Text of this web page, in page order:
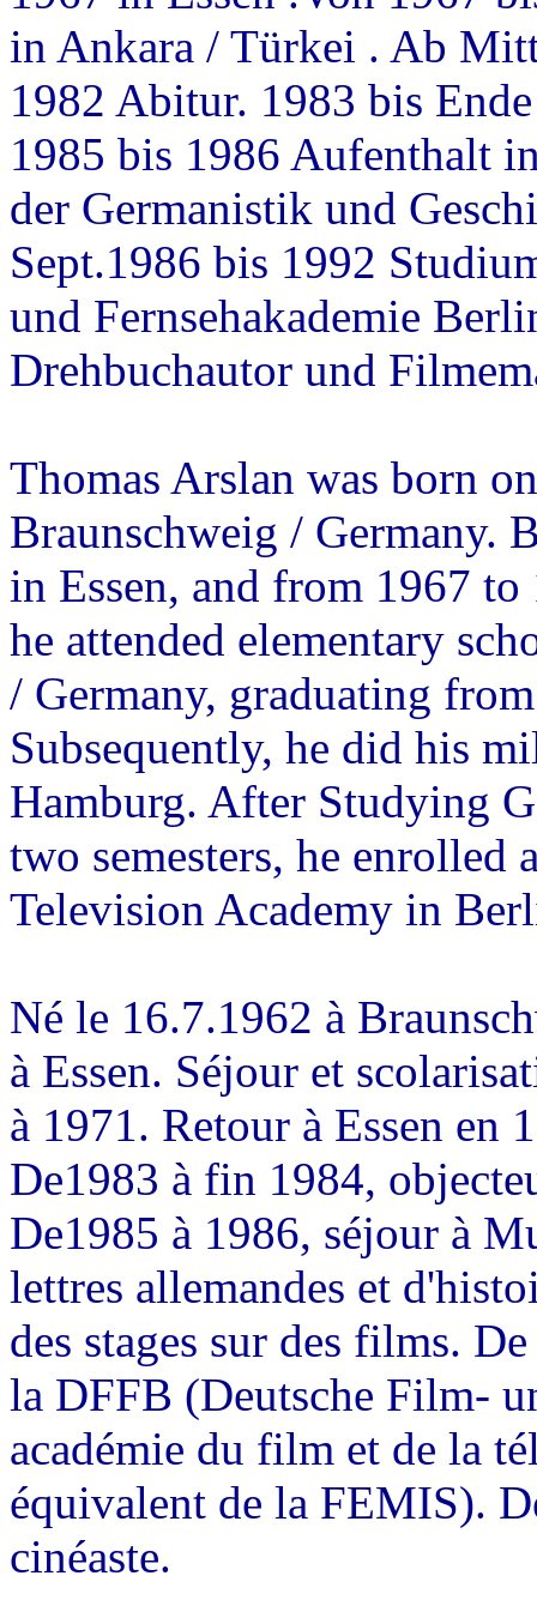
in Ankara / Türkei . Ab
1982 Abitur. 1983 bis
1985 bis 1986 Aufenthalt
der Germanistik und
Sept.1986 bis 1992
und Fernsehakademie
Drehbuchautor und
Thomas Arslan was born
Braunschweig / Germany.
in Essen, and from 1967
he attended elementary
/ Germany, graduating
Subsequently, he did his
Hamburg. After Studying
two semesters, he enrolled
Television Academy in
Né le 16.7.1962 à
à Essen. Séjour et
à 1971. Retour à Essen en
De1983 à fin 1984,
De1985 à 1986, séjour à
lettres allemandes et
des stages sur des films.
la DFFB (Deutsche Film-
académie du film et de la
équivalent de la FEMIS).
cinéaste.